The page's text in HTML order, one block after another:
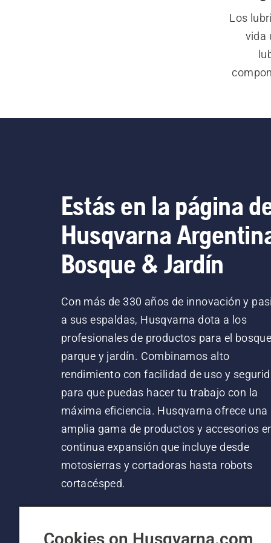
Los
vida
Estás en la página
Husqvarna
Bosque & Jardín
Con más de 330 años de innovación y
a sus espaldas, Husqvarna dota a los
profesionales de productos para el
parque y jardín. Combinamos alto
rendimiento con facilidad de uso y
para que puedas hacer tu trabajo con la
máxima eficiencia. Husqvarna ofrece una
amplia gama de productos y accesorios
continua expansión que incluye desde
motosierras y cortadoras hasta robots
cortacésped.